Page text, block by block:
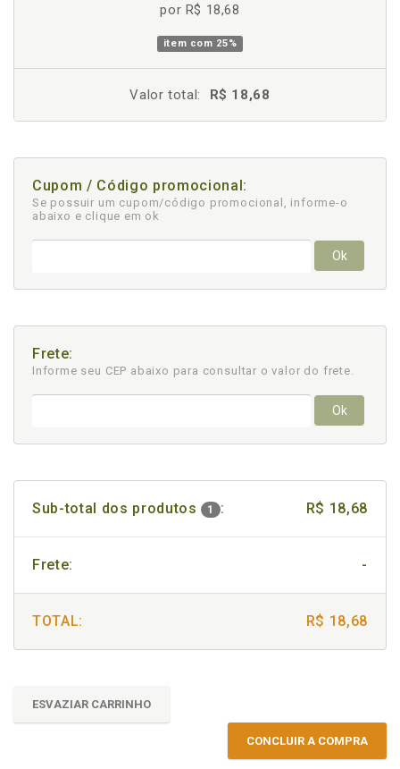
por R$ 18,68
item com 25%
Valor total: R$ 18,68
Cupom / Código promocional:
Se possuir um cupom/código promocional, informe-o
abaixo e clique em ok
Ok
Frete:
Informe seu CEP abaixo para consultar o valor do frete.
Ok
Sub-total dos produtos 1 : R$ 18,68
Frete: -
TOTAL: R$ 18,68
ESVAZIAR CARRINHO
CONCLUIR A COMPRA